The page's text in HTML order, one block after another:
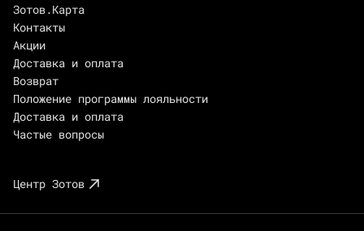
Зотов.Карта
Контакты
Акции
Доставка и оплата
Возврат
Положение программы лояльности
Доставка и оплата
Частые вопросы
Центр Зотов